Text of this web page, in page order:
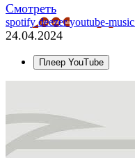
Смотреть
spotifydeezeryoutube-music
24.04.2024
Плеер YouTube